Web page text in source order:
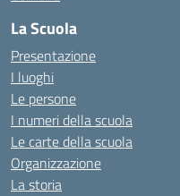
La Scuola
Presentazione
I luoghi
Le persone
I numeri della scuola
Le carte della scuola
Organizzazione
La storia